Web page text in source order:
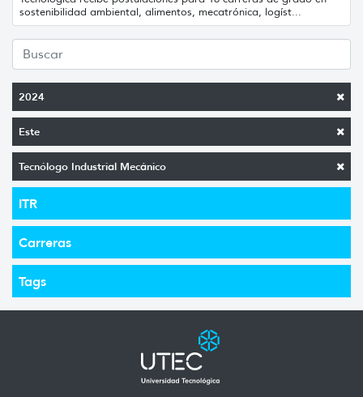
2024
Este
Tecnólogo Industrial Mecánico
ITR
Carreras
Tags
sostenibilidad ambiental, alimentos, mecatrónica, logíst...